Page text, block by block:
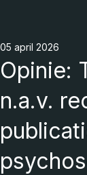
05 april 2026
Opinie:
n.a.v.